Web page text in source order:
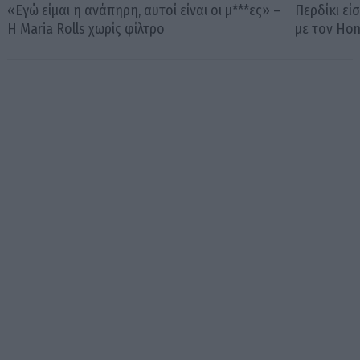
«Εγώ είμαι η ανάπηρη, αυτοί είναι οι μ***ες» –
Η Maria Rolls χωρίς φίλτρο
Περδίκι
με τον